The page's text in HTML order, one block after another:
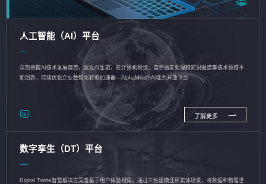
人工智能（AI）平台
深刻把握AI技术发展趋势，建立AI生态，在计算机视觉、自然语言处理和知识图谱等技术领域不
断创新，持续优化企业数智化转型加速器—AlphaMind®AI能力开放平台
了解更多
数字孪生（DT）平台
Digital Twins智慧解决方案是基于用户体验视角，通过三维建模还原实体场景，将数据和物理世